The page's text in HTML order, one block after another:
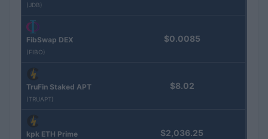
(JDB)
FibSwap DEX
(FIBO)
$0.0085
TruFin Staked APT
(TRUAPT)
$8.02
kpk ETH Prime $2,036.25